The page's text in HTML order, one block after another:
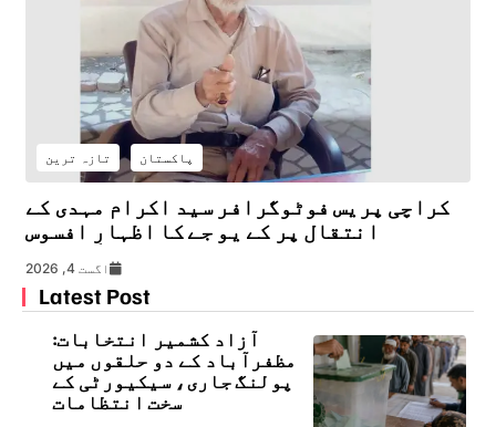
پاکستان تازہ ترین
کراچی پریس فوٹوگرافر سید اکرام مہدی کے
انتقال پر کے یو جے کا اظہارِ افسوس
اگست 4, 2026
Latest Post
آزاد کشمیر انتخابات:
مظفرآباد کے دو حلقوں میں
پولنگ جاری، سیکیورٹی کے
سخت انتظامات